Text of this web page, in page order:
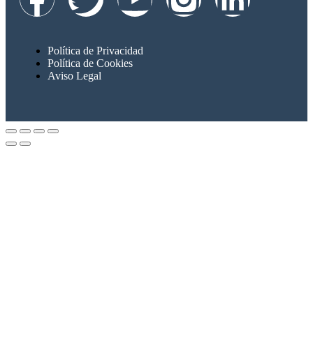
Política de Privacidad
Política de Cookies
Aviso Legal